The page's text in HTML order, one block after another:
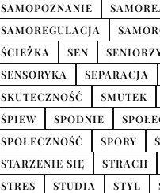
SAMOPOZNANIE
SAMOREGULACJA
ŚCIEŻKA
SEN
SENSORYKA
SEPARACJA
SKUTECZNOŚĆ
SMUTEK
ŚPIEW
SPODNIE
SPOŁECZNOŚĆ
SPORY
STARZENIE SIĘ
STRACH
STRES
STUDIA STYL